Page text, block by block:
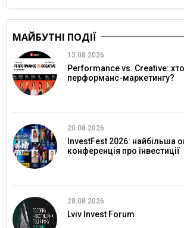
МАЙБУТНІ ПОДІЇ
13.08.2026
Performance vs. Creative:
перформанс-маркетингу?
20.08.2026
InvestFest 2026: найбільша
конференція про інвестиції
28.08.2026
Lviv Invest Forum